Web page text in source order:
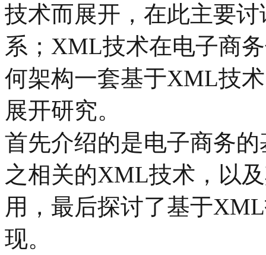
技术而展开，在此主要
系；XML技术在电子商
何架构一套基于XML技
展开研究。
首先介绍的是电子商务
之相关的XML技术，以
用，最后探讨了基于
现。